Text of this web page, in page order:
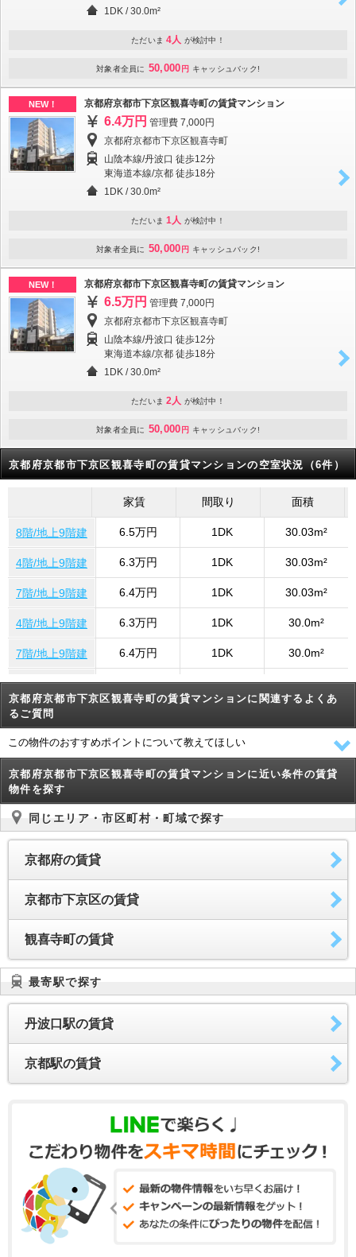
1DK /30.0m²
ただいま 4人 が検討中！
対象者全員に 50,000 円 キャッシュバック!
NEW！ 京都府京都市下京区観喜寺町の賃貸マンション
6.4万円 管理費 7,000円
京都府京都市下京区観喜寺町
山陰本線/丹波口 徒歩12分
東海道本線/京都 徒歩18分
1DK /30.0m²
ただいま 1人 が検討中！
対象者全員に 50,000 円 キャッシュバック!
NEW！ 京都府京都市下京区観喜寺町の賃貸マンション
6.5万円 管理費 7,000円
京都府京都市下京区観喜寺町
山陰本線/丹波口 徒歩12分
東海道本線/京都 徒歩18分
1DK /30.0m²
ただいま 2人 が検討中！
対象者全員に 50,000 円 キャッシュバック!
京都府京都市下京区観喜寺町の賃貸マンションの空室状況（6件）
家賃 間取り 面積
8階/地上9階建 6.5万円 1DK 30.03m²
4階/地上9階建 6.3万円 1DK 30.03m²
7階/地上9階建 6.4万円 1DK 30.03m²
4階/地上9階建 6.3万円 1DK 30.0m²
7階/地上9階建 6.4万円 1DK 30.0m²
8階/地上9階建 6.5万円 1DK 30.0m²
京都府京都市下京区観喜寺町の賃貸マンションに関連するよくあ
るご質問
この物件のおすすめポイントについて教えてほしい
京都府京都市下京区観喜寺町の賃貸マンションに近い条件の賃貸
物件を探す
同じエリア・市区町村・町域で探す
京都府の賃貸
京都市下京区の賃貸
観喜寺町の賃貸
最寄駅で探す
丹波口駅の賃貸
京都駅の賃貸